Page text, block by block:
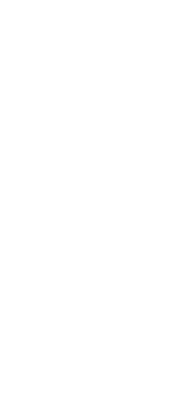
き作成されるも
をご了承くださ
です。
ず変更すること
1000ppm以下、
下、フタル酸ジブチ
、
要な手段を講じ
これらの製造装